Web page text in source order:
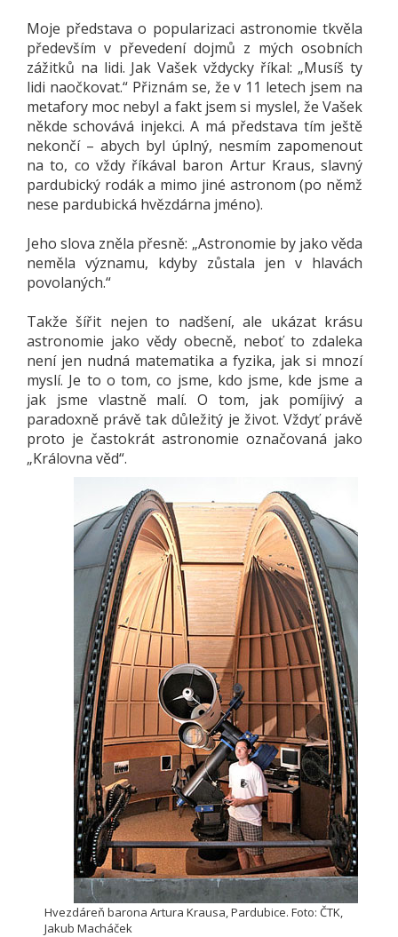
Moje představa o popularizaci astronomie tkvěla
především v převedení dojmů z mých osobních
zážitků na lidi. Jak Vašek vždycky říkal: „Musíš ty
lidi naočkovat.“ Přiznám se, že v 11 letech jsem na
metafory moc nebyl a fakt jsem si myslel, že Vašek
někde schovává injekci. A má představa tím ještě
nekončí – abych byl úplný, nesmím zapomenout
na to, co vždy říkával baron Artur Kraus, slavný
pardubický rodák a mimo jiné astronom (po němž
nese pardubická hvězdárna jméno).
Jeho slova zněla přesně: „Astronomie by jako věda
neměla významu, kdyby zůstala jen v hlavách
povolaných.“
Takže šířit nejen to nadšení, ale ukázat krásu
astronomie jako vědy obecně, neboť to zdaleka
není jen nudná matematika a fyzika, jak si mnozí
myslí. Je to o tom, co jsme, kdo jsme, kde jsme a
jak jsme vlastně malí. O tom, jak pomíjivý a
paradoxně právě tak důležitý je život. Vždyť právě
proto je častokrát astronomie označovaná jako
„Královna věd“.
Hvezdáreň barona Artura Krausa, Pardubice. Foto: ČTK,
Jakub Macháček